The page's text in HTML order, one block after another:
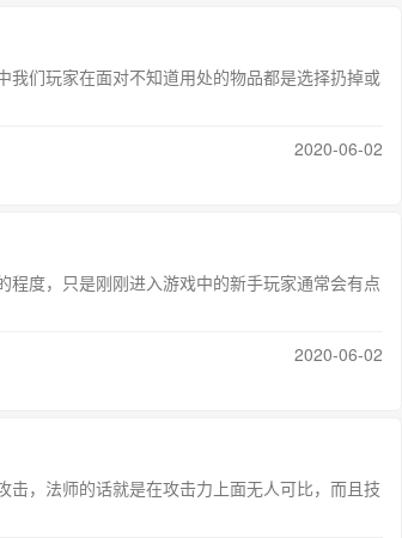
们玩家在面对不知道用处的物品都是选择扔掉或
2020-06-02
度，只是刚刚进入游戏中的新手玩家通常会有点
2020-06-02
，法师的话就是在攻击力上面无人可比，而且技